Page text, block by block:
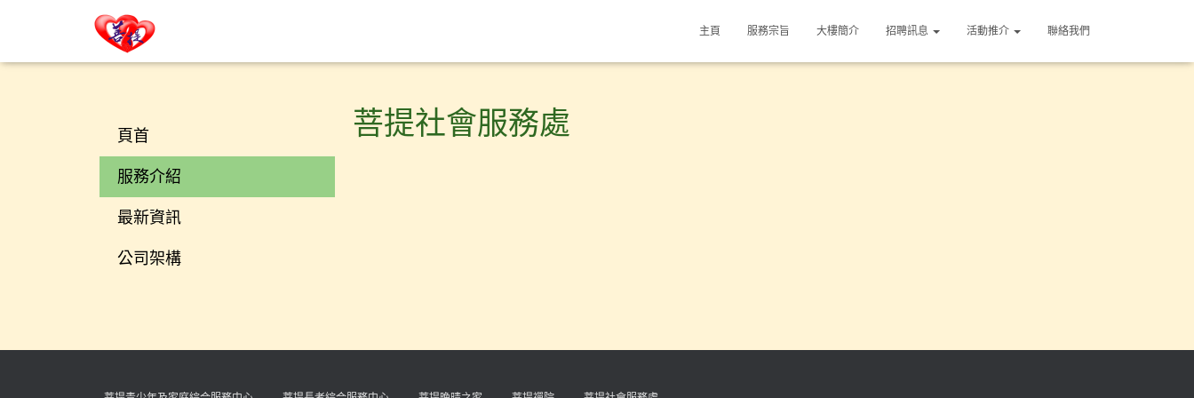
主頁 服務宗旨 大樓簡介​ 招聘訊息 活動推介 聯絡我們
頁首
服務介紹
最新資訊
公司架構
菩提社會服務處